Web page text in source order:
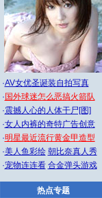
·AV女优圣诞装自拍写真
· 国外球迷怎么恶搞火箭队
·震撼人心的人体干尸[图]
·女人内裤的奇特广告创意
·明星最近流行黄金甲造型
·美人鱼彩绘 朝比奈真人秀
·宠物连连看 合金弹头游戏
热点专题